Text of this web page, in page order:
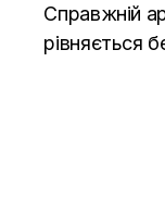
Справжній
рівняється